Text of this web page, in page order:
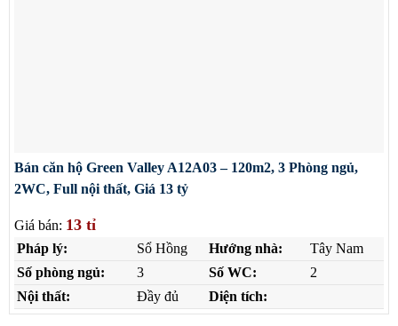
Bán căn hộ Green Valley A12A03 – 120m2, 3 Phòng ngủ,
2WC, Full nội thất, Giá 13 tỷ
Giá bán: 13 tỉ
Pháp lý: Sổ Hồng Hướng nhà:
Tây Nam
Số phòng ngủ:
3 Số WC:
2
Nội thất:
Đầy đủ Diện tích: